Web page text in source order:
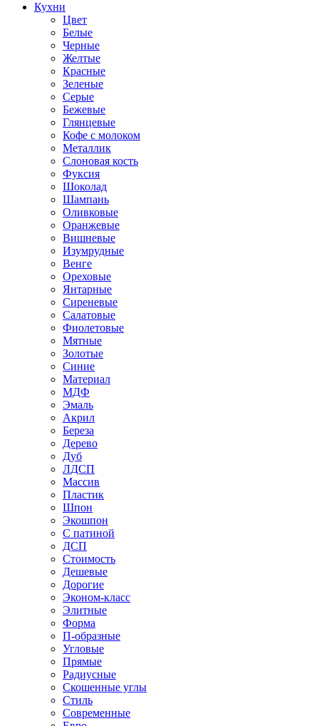
Кухни
Цвет
Белые
Черные
Желтые
Красные
Зеленые
Серые
Бежевые
Глянцевые
Кофе с молоком
Металлик
Слоновая кость
Фуксия
Шоколад
Шампань
Оливковые
Оранжевые
Вишневые
Изумрудные
Венге
Ореховые
Янтарные
Сиреневые
Салатовые
Фиолетовые
Мятные
Золотые
Синие
Материал
МДФ
Эмаль
Акрил
Береза
Дерево
Дуб
ЛДСП
Массив
Пластик
Шпон
Экошпон
С патиной
ДСП
Стоимость
Дешевые
Дорогие
Эконом-класс
Элитные
Форма
П-образные
Угловые
Прямые
Радиусные
Скошенные углы
Стиль
Современные